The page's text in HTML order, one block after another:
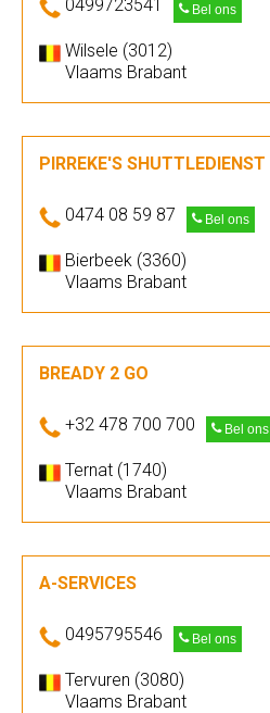
0499723541 Bel ons
Wilsele (3012)
Vlaams Brabant
PIRREKE'S SHUTTLEDIENST
0474 08 59 87 Bel ons
Bierbeek (3360)
Vlaams Brabant
BREADY 2 GO
+32 478 700 700 Bel ons
Ternat (1740)
Vlaams Brabant
A-SERVICES
0495795546 Bel ons
Tervuren (3080)
Vlaams Brabant